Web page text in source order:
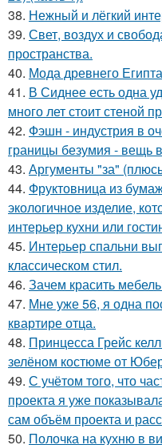
38. Нежный и лёгкий
39. Свет, воздух и
пространства.
40. Мода древнего
41. В Сиднее есть одна
много лет стоит стеной
42. Фэшн - индустрия в
границы безумия - вещь
43. Аргументы "за"
44. Фруктовница из
экологичное изделие,
интерьер кухни или
45. Интерьер спальни
классическом стил.
46. Зачем красить
47. Мне уже 56, я одна
квартире отца.
48. Принцесса Грейс
зелёном костюме от
49. С учётом того, что
проекта я уже
сам объём проекта и
50. Полочка на кухню в